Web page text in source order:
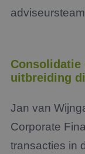
Consolidatie
uitbreiding
Jan van
Corporate
transacties in